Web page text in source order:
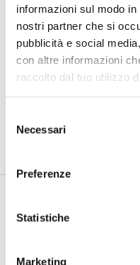
informazioni sul modo
nostri partner che si
pubblicità e social
con altre informazioni
raccolto dal tuo utilizzo
delNecessari
Preferenze
Statistiche
Marketing
BANCAFORTE TV
Petrella (BPER
rafforza i
lavoro degli
di Flavio Padovan,
secondo livello più